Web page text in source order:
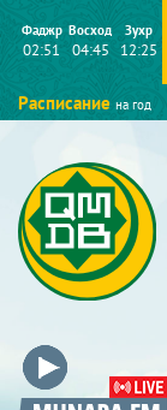
Фаджр
02:51
Восход
04:45
Зухр
12:25
Расписание на год